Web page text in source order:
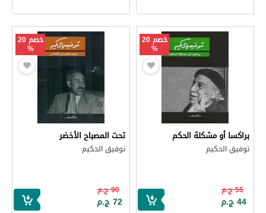
خصم 20
%
براكسا أو مشكلة الحكم
توفيق الحكيم
55 ج.م
44 ج.م
خصم 20
%
تحت المصباح الأخضر
توفيق الحكيم
90 ج.م
72 ج.م